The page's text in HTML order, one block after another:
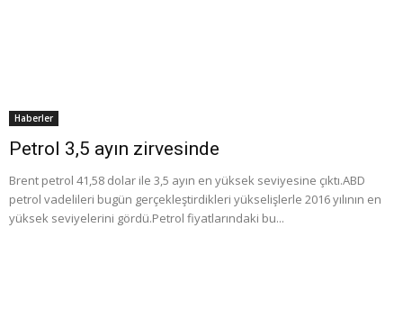
Haberler
Petrol 3,5 ayın zirvesinde
Brent petrol 41,58 dolar ile 3,5 ayın en yüksek seviyesine çıktı.ABD
petrol vadelileri bugün gerçekleştirdikleri yükselişlerle 2016 yılının en
yüksek seviyelerini gördü.Petrol fiyatlarındaki bu...